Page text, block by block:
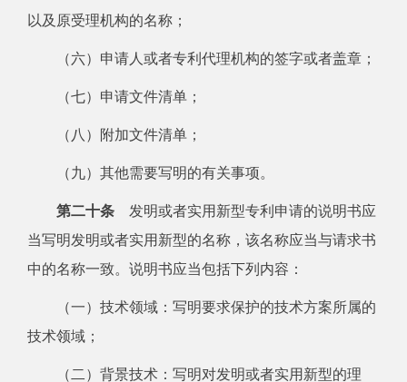
以及原受理机构的名称；
（六）申请人或者专利代理机构的签字或者盖章；
（七）申请文件清单；
（八）附加文件清单；
（九）其他需要写明的有关事项。
第二十条 发明或者实用新型专利申请的说明书应
当写明发明或者实用新型的名称，该名称应当与请求书
中的名称一致。说明书应当包括下列内容：
（一）技术领域：写明要求保护的技术方案所属的
技术领域；
（二）背景技术：写明对发明或者实用新型的理